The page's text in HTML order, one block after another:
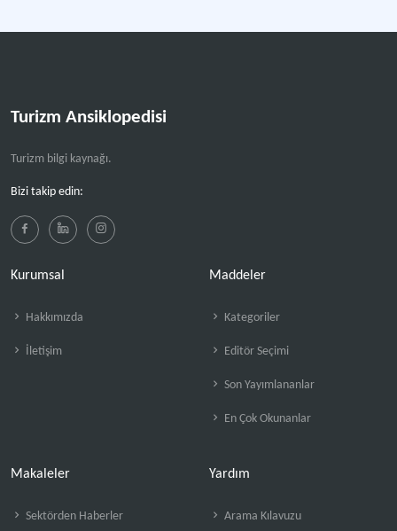
Turizm Ansiklopedisi
Turizm bilgi kaynağı.
Bizi takip edin:
Kurumsal
Hakkımızda
İletişim
Maddeler
Kategoriler
Editör Seçimi
Son Yayımlananlar
En Çok Okunanlar
Makaleler
Sektörden Haberler
Yardım
Arama Kılavuzu